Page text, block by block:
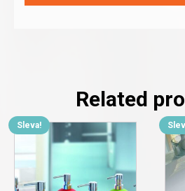
Related
Sleva!
This
has
multiple
variants.